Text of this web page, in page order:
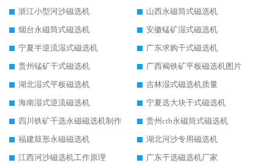
浙江小型河沙磁选机
山西永磁筒式磁选机
烟台永磁筒式磁选机
安徽锰矿湿式磁选机
宁夏半逆流湿式磁选机
广东求购干式磁选机
贵州锰矿干式磁选机
广西褐铁矿平板磁选机图片
湖北湿式平板磁选机
吉林湿式磁选机质量
海南湿式逆流磁选机
宁夏选大块干式磁选机
四川铁矿干选永磁磁选机制作
贵州ctb永磁筒式磁选机
福建鼓形永磁磁选机
湖北河沙专用磁选机
江西河沙磁选机工作原理
广东干选磁选机厂家